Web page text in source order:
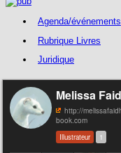
Agenda/événements
Rubrique Livres
Juridique